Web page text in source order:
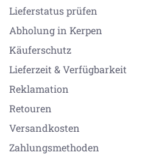
Lieferstatus prüfen
Abholung in Kerpen
Käuferschutz
Lieferzeit & Verfügbarkeit
Reklamation
Retouren
Versandkosten
Zahlungsmethoden